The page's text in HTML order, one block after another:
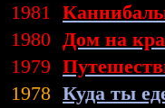
1981
1980 Дом на
1979
1978 Куда ты